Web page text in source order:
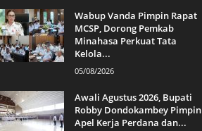
Wabup Vanda Pimpin Rapat
MCSP, Dorong Pemkab
Minahasa Perkuat Tata
Kelola...
05/08/2026
Awali Agustus 2026, Bupati
Robby Dondokambey Pimpin
Apel Kerja Perdana dan...